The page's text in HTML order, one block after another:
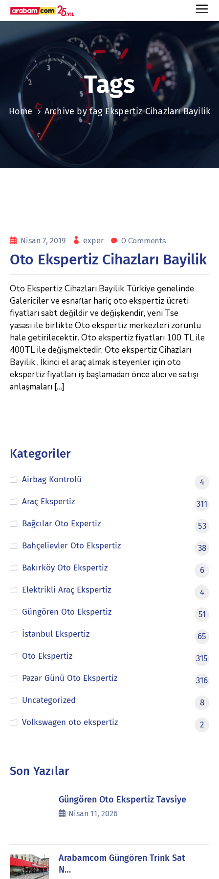
Tags
Home Archive by tag Ekspertiz Cihazları Bayilik
Nisan 7, 2019 exper 0 Comments
Oto Ekspertiz Cihazları Bayilik
Oto Ekspertiz Cihazları Bayilik Türkiye genelinde
Galericiler ve esnaflar hariç oto ekspertiz ücreti
fiyatları sabt değildir ve değişkendir, yeni Tse
yasası ile birlikte Oto ekspertiz merkezleri zorunlu
hale getirilecektir. Oto ekspertiz fiyatları 100 TL ile
400TL ile değişmektedir. Oto ekspertiz Cihazları
Bayilik , İkinci el araç almak isteyenler için oto
ekspertiz fiyatları iş başlamadan önce alıcı ve satışı
anlaşmaları […]
Kategoriler
Airbag Kontrolü
4
Araç Ekspertiz
311
Bağcılar Oto Expertiz
53
Bahçelievler Oto Ekspertiz
38
Bakırköy Oto Ekspertiz
6
Elektrikli Araç Ekspertiz
4
Güngören Oto Ekspertiz
51
İstanbul Ekspertiz
65
Oto Ekspertiz
315
Pazar Günü Oto Ekspertiz
316
Uncategorized
8
Volkswagen oto ekspertiz
2
Son Yazılar
Güngören Oto Ekspertiz Tavsiye
Nisan 11, 2026
Arabamcom Güngören Trink Sat
N…